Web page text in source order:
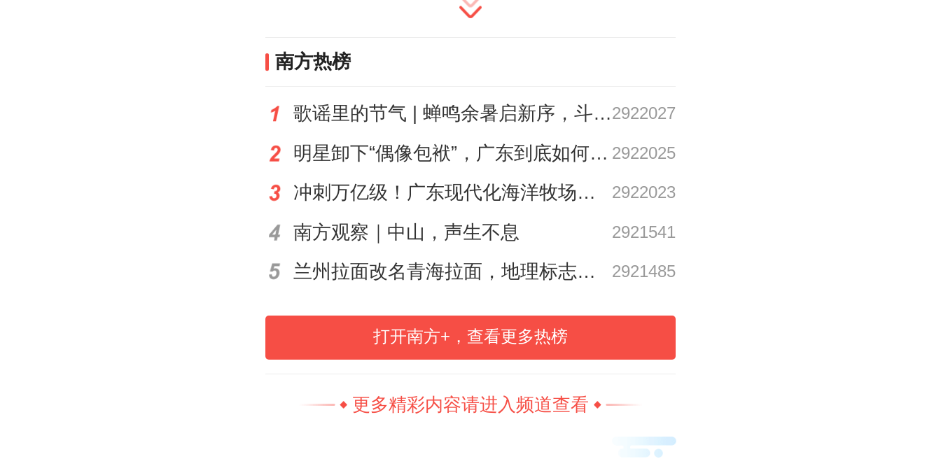
列车（广州东站开车时间为16时36分）。由于
员向该旅客做好解释，告知已过停止检票时
间，无法进站乘车。该旅客得知后突然情绪失
控，抛掷随身物品，并辱骂、殴打现场工作人
备损坏。
南方热榜
歌谣里的节气 | 蝉鸣余暑启新序，斗指西南迎立秋2922027
明星卸下“偶像包袱”，广东到底如何让人变松弛？ | 好看·南方号 2922025
冲刺万亿级！广东现代化海洋牧场建设提速 2922023
南方观察｜中山，声生不息 2921541
兰州拉面改名青海拉面，地理标志商标有何讲究？| 哆来咪“法” 2921485
打开南方+，查看更多热榜
更多精彩内容请进入频道查看